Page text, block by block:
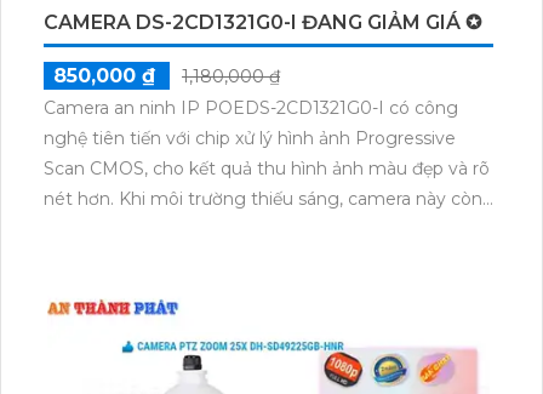
CAMERA DS-2CD1321G0-I ĐANG GIẢM GIÁ ✪
850,000 ₫
1,180,000 ₫
Camera an ninh IP POEDS-2CD1321G0-I có công
nghệ tiên tiến với chip xử lý hình ảnh Progressive
Scan CMOS, cho kết quả thu hình ảnh màu đẹp và rõ
nét hơn. Khi môi trường thiếu sáng, camera này còn
POE, giúp xử lý hình ảnh sắc nét đến 2.0 MP mà vẫn
tiết kiệm băng thông. Hơn nữa, camera còn tích hợp
công nghệ nhìn đêm chất lượng Hồng Ngoại thông